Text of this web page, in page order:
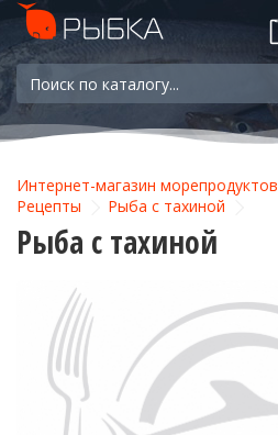
Интернет-магазин морепродуктов
Рецепты
Рыба с тахиной
Рыба с тахиной